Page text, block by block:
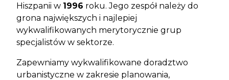
Hiszpanii w 1996 roku. Jego zespół należy do
grona największych i najlepiej
wykwalifikowanych merytorycznie grup
specjalistów w sektorze.
Zapewniamy wykwalifikowane doradztwo
urbanistyczne w zakresie planowania,